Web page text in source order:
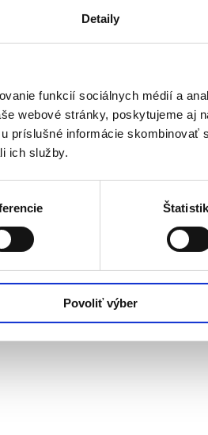
Detaily
funkcií sociálnych médií a
webové stránky, poskytujeme aj
príslušné informácie
ich služby.
Povoliť výber